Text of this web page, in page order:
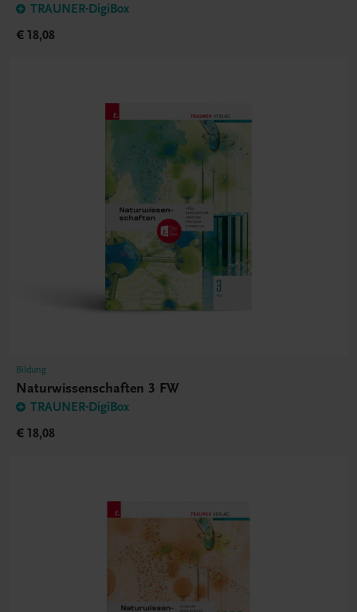
TRAUNER-DigiBox
€ 18,08
Bildung
Naturwissenschaften 3 FW
TRAUNER-DigiBox
€ 18,08